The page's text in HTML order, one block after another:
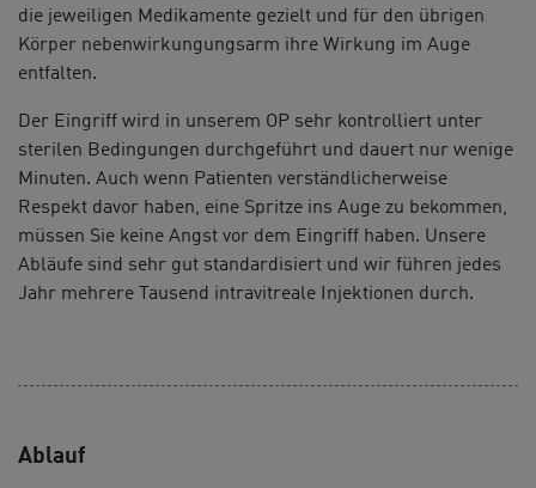
die jeweiligen Medikamente gezielt und für den übrigen
Körper nebenwirkungungsarm ihre Wirkung im Auge
entfalten.
Der Eingriff wird in unserem OP sehr kontrolliert unter
sterilen Bedingungen durchgeführt und dauert nur wenige
Minuten. Auch wenn Patienten verständlicherweise
Respekt davor haben, eine Spritze ins Auge zu bekommen,
müssen Sie keine Angst vor dem Eingriff haben. Unsere
Abläufe sind sehr gut standardisiert und wir führen jedes
Jahr mehrere Tausend intravitreale Injektionen durch.
Ablauf